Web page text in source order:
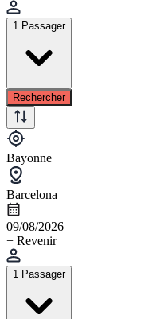
1 Passager
Rechercher
Bayonne
Barcelona
09/08/2026
+ Revenir
1 Passager